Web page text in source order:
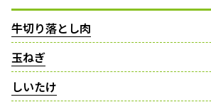
牛切り落とし肉
玉ねぎ
しいたけ